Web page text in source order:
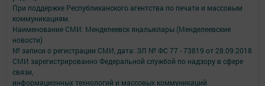
При поддержке Республиканского агентства по печати и массовым
коммуникациям.
Наименование СМИ: Менделеевск яӊалыклары (Менделеевские
новости)
№ записи о регистрации СМИ, дата: ЭЛ № ФС 77 - 73819 от 28.09.2018
СМИ зарегистрированно Федеральной службой по надзору в сфере
связи,
информационных технологий и массовых коммуникаций